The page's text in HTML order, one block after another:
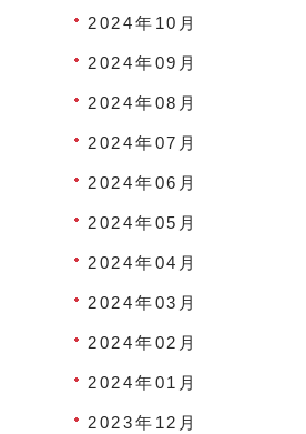
2024年10月
2024年09月
2024年08月
2024年07月
2024年06月
2024年05月
2024年04月
2024年03月
2024年02月
2024年01月
2023年12月